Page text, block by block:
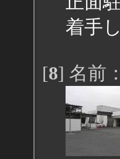
着手
[8] 名前：